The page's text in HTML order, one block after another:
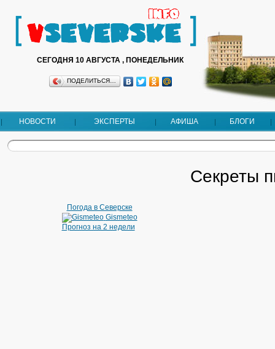
СЕГОДНЯ 10 АВГУСТА , ПОНЕДЕЛЬНИК
ПОДЕЛИТЬСЯ…
НОВОСТИ ЭКСПЕРТЫ АФИША БЛОГИ
Погода в Северске
Gismeteo
Прогноз на 2 недели
Секреты